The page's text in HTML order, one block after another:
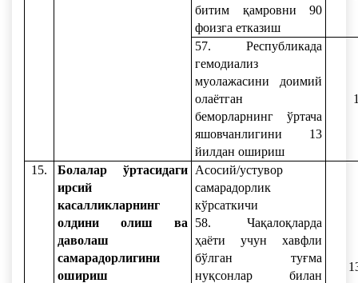
битим қамровни 90
фоизга етказиш
57. Республикада
гемодиализ
муолажасини доимий
олаётган
беморларнинг ўртача
яшовчанлигини 13
йилдан ошириш
15.
Болалар ўртасидаги
ирсий
касалликларнинг
олдини олиш ва
даволаш
самарадорлигини
ошириш
Асосий/устувор
самарадорлик
кўрсаткичи
58. Чақалоқларда
ҳаёти учун хавфли
бўлган туғма
нуқсонлар билан